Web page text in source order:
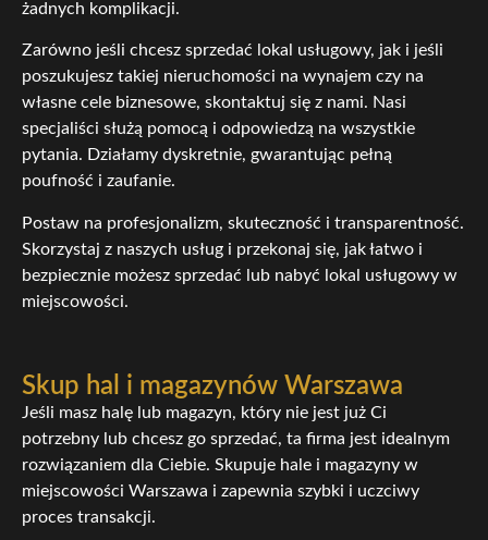
żadnych komplikacji.
Zarówno jeśli chcesz sprzedać lokal usługowy, jak i jeśli
poszukujesz takiej nieruchomości na wynajem czy na
własne cele biznesowe, skontaktuj się z nami. Nasi
specjaliści służą pomocą i odpowiedzą na wszystkie
pytania. Działamy dyskretnie, gwarantując pełną
poufność i zaufanie.
Postaw na profesjonalizm, skuteczność i transparentność.
Skorzystaj z naszych usług i przekonaj się, jak łatwo i
bezpiecznie możesz sprzedać lub nabyć lokal usługowy w
miejscowości.
Skup hal i magazynów Warszawa
Jeśli masz halę lub magazyn, który nie jest już Ci
potrzebny lub chcesz go sprzedać, ta firma jest idealnym
rozwiązaniem dla Ciebie. Skupuje hale i magazyny w
miejscowości Warszawa i zapewnia szybki i uczciwy
proces transakcji.